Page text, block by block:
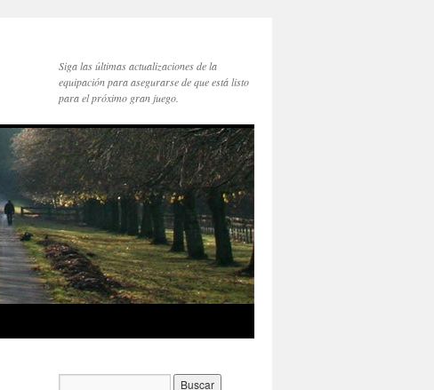
Siga las últimas actualizaciones de la
equipación para asegurarse de que está listo
para el próximo gran juego.